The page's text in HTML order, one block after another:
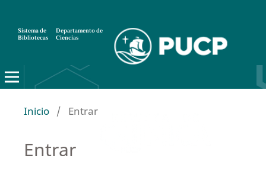
Sistema de
Bibliotecas
Departamento de
Ciencias
Inicio / Entrar
Entrar